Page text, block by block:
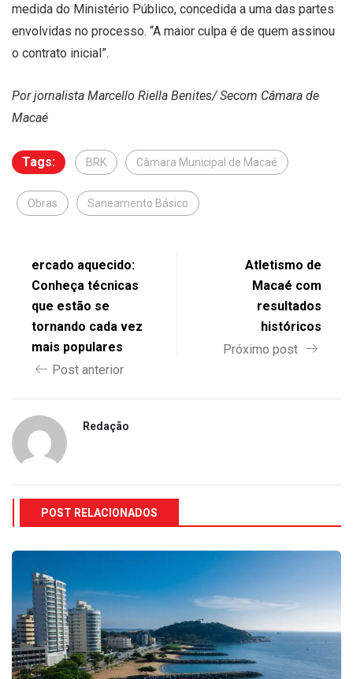
medida do Ministério Público, concedida a uma das partes
envolvidas no processo. “A maior culpa é de quem assinou
o contrato inicial”.
Por jornalista Marcello Riella Benites/ Secom Câmara de
Macaé
Tags: BRK Câmara Municipal de Macaé
Obras Saneamento Básico
ercado aquecido:
Conheça técnicas
que estão se
tornando cada vez
mais populares
Post anterior
Atletismo de
Macaé com
resultados
históricos
Próximo post
Redação
POST RELACIONADOS